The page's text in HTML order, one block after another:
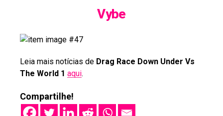
Vybe
Leia mais notícias de Drag Race Down Under Vs
The World 1 aqui.
Compartilhe!